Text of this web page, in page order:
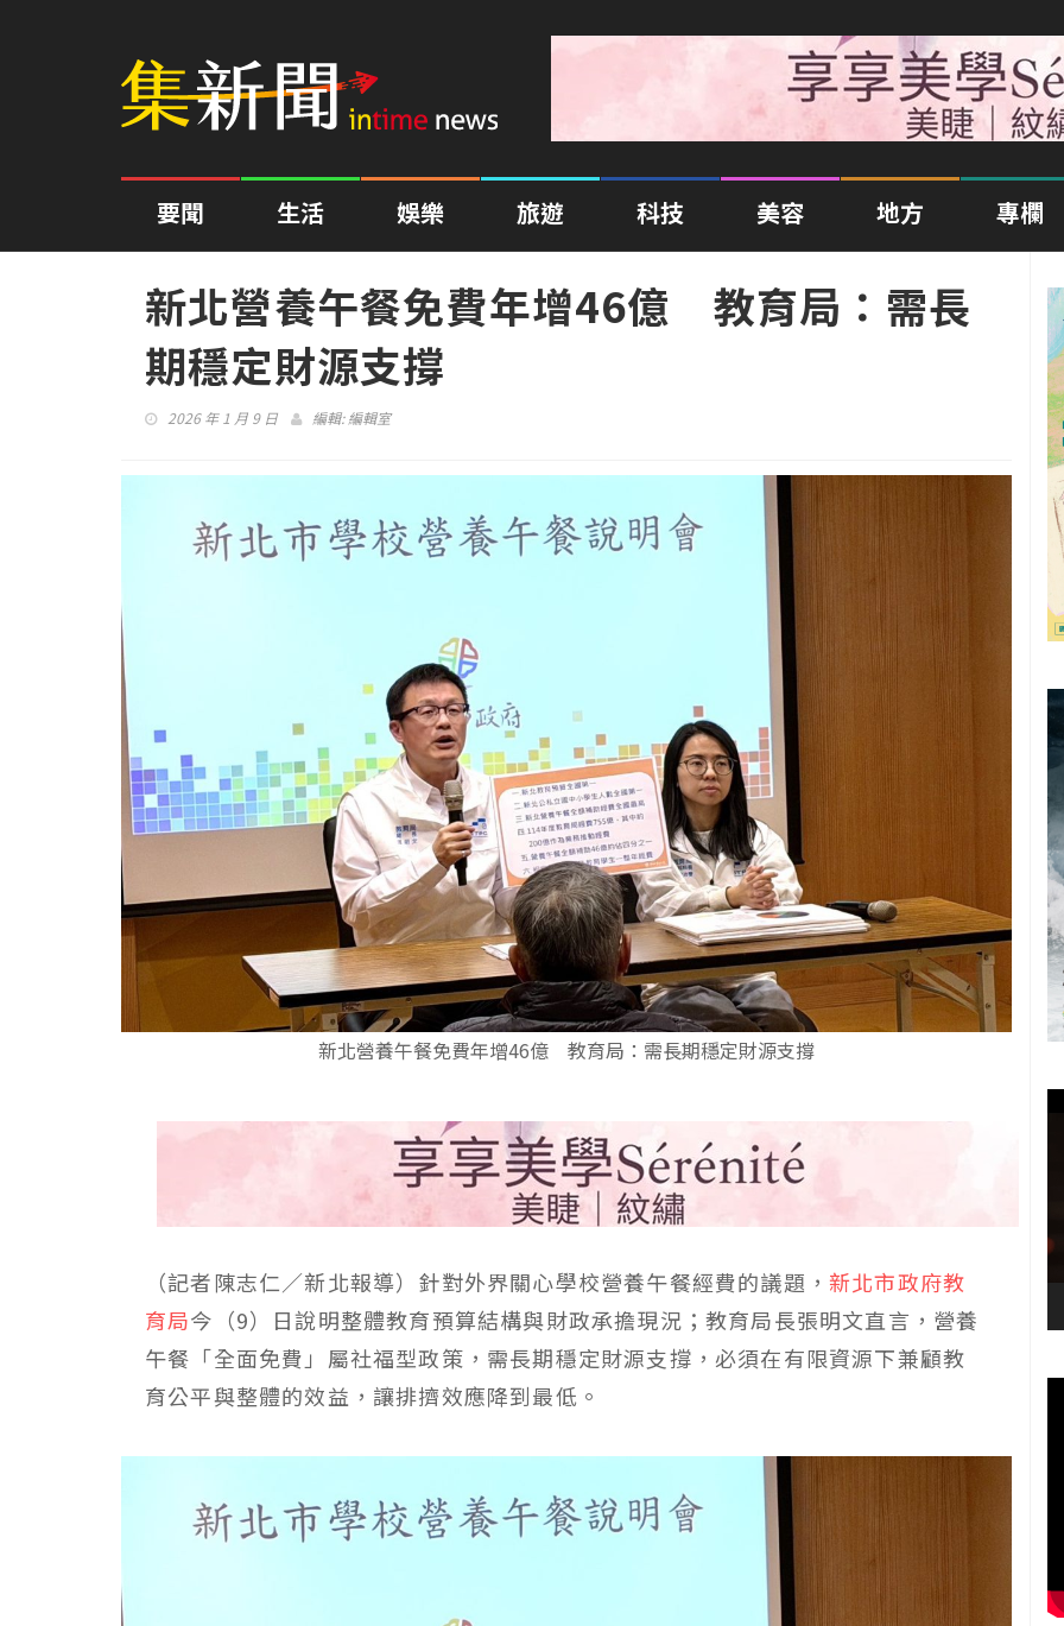
要聞 生活 娛樂 旅遊 科技 美容 地方 專欄
新北營養午餐免費年增46億 教育局：需長
期穩定財源支撐
2026 年 1 月 9 日 編輯:編輯室
新北營養午餐免費年增46億 教育局：需長期穩定財源支撐
（記者陳志仁／新北報導）針對外界關心學校營養午餐經費的議題，新北市政府教
育局今（9）日說明整體教育預算結構與財政承擔現況；教育局長張明文直言，營養
午餐「全面免費」屬社福型政策，需長期穩定財源支撐，必須在有限資源下兼顧教
育公平與整體的效益，讓排擠效應降到最低。